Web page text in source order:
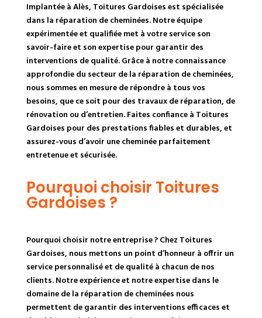
Implantée à Alès, Toitures Gardoises est spécialisée
dans la réparation de cheminées. Notre équipe
expérimentée et qualifiée met à votre service son
savoir-faire et son expertise pour garantir des
interventions de qualité. Grâce à notre connaissance
approfondie du secteur de la réparation de cheminées,
nous sommes en mesure de répondre à tous vos
besoins, que ce soit pour des travaux de réparation, de
rénovation ou d’entretien. Faites confiance à Toitures
Gardoises pour des prestations fiables et durables, et
assurez-vous d’avoir une cheminée parfaitement
entretenue et sécurisée.
Pourquoi choisir Toitures
Gardoises ?
Pourquoi choisir notre entreprise ? Chez Toitures
Gardoises, nous mettons un point d’honneur à offrir un
service personnalisé et de qualité à chacun de nos
clients. Notre expérience et notre expertise dans le
domaine de la réparation de cheminées nous
permettent de garantir des interventions efficaces et